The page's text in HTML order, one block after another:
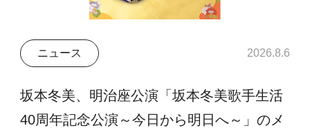
ニュース 2026.8.6
坂本冬美、明治座公演「坂本冬美歌手生活
40周年記念公演～今日から明日へ～」のメ